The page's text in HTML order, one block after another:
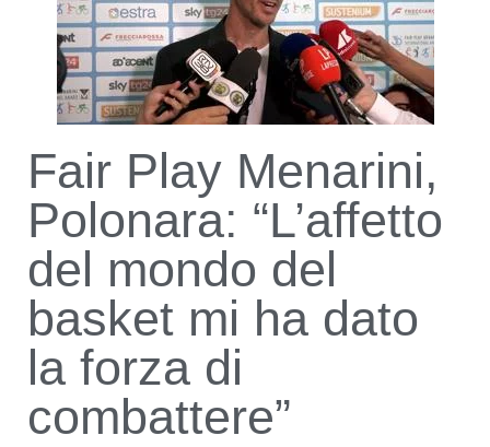
Fair Play Menarini,
Polonara: “L’affetto
del mondo del
basket mi ha dato
la forza di
combattere”